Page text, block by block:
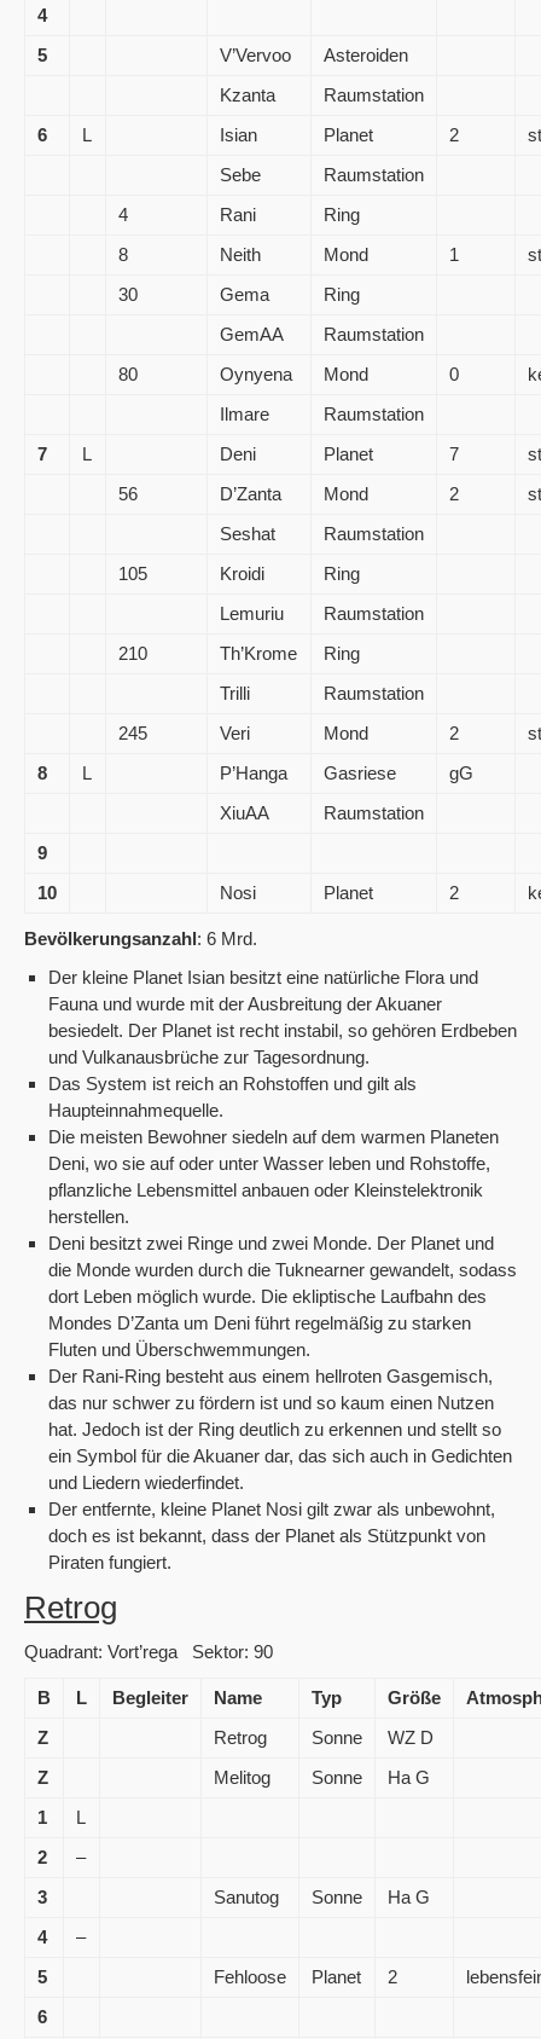
4
5
V’Vervoo
Asteroiden
Kzanta
Raumstation
6
L Isian Planet 2
Sebe
Raumstation
4
Rani
Ring
8
Neith Mond 1
30
Gema
Ring
GemAA
Raumstation
80
Oynyena Mond 0
Ilmare
Raumstation
7
L Deni Planet 7
56
D’Zanta Mond 2
Seshat
Raumstation
105
Kroidi
Ring
Lemuriu
Raumstation
210
Th’Krome
Ring
Trilli
Raumstation
245
Veri Mond 2
8
L P’Hanga Gasriese
gG
XiuAA
Raumstation
9
10
Nosi Planet 2
Bevölkerungsanzahl: 6 Mrd.
Der kleine Planet Isian besitzt eine natürliche Flora und
Fauna und wurde mit der Ausbreitung der Akuaner
besiedelt. Der Planet ist recht instabil, so gehören Erdbeben
und Vulkanausbrüche zur Tagesordnung.
Das System ist reich an Rohstoffen und gilt als
Haupteinnahmequelle.
Die meisten Bewohner siedeln auf dem warmen Planeten
Deni, wo sie auf oder unter Wasser leben und Rohstoffe,
pflanzliche Lebensmittel anbauen oder Kleinstelektronik
herstellen.
Deni besitzt zwei Ringe und zwei Monde. Der Planet und
die Monde wurden durch die Tuknearner gewandelt, sodass
dort Leben möglich wurde. Die ekliptische Laufbahn des
Mondes D’Zanta um Deni führt regelmäßig zu starken
Fluten und Überschwemmungen.
Der Rani-Ring besteht aus einem hellroten Gasgemisch,
das nur schwer zu fördern ist und so kaum einen Nutzen
hat. Jedoch ist der Ring deutlich zu erkennen und stellt so
ein Symbol für die Akuaner dar, das sich auch in Gedichten
und Liedern wiederfindet.
Der entfernte, kleine Planet Nosi gilt zwar als unbewohnt,
doch es ist bekannt, dass der Planet als Stützpunkt von
Piraten fungiert.
Retrog
Quadrant: Vort’rega Sektor: 90
B L Begleiter Name Typ Größe
Z
Retrog Sonne
WZ D
Z
Melitog Sonne
Ha G
1
L
2
–
3
Sanutog Sonne
Ha G
4
–
5
Fehloose Planet 2
6